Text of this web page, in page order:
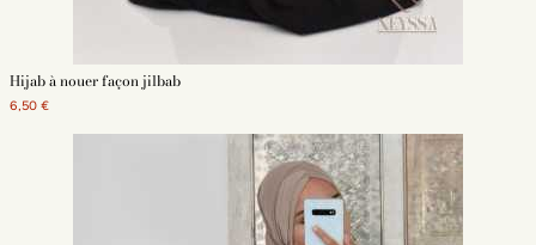
Hijab à nouer façon jilbab
6,50 €